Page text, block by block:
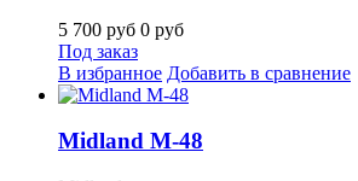
5 700 руб 0 руб
Под заказ
В избранное Добавить в сравнение
Midland M-48